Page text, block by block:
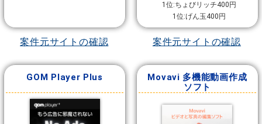
案件元サイトの確認
1位:ちょびリッチ400円
1位:げん玉400円
案件元サイトの確認
GOM Player Plus
Movavi 多機能動画作成
ソフト